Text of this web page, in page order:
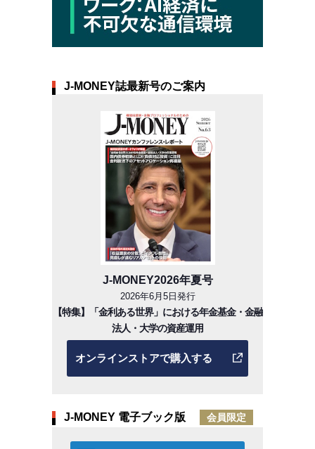
J-MONEY誌最新号のご案内
J-MONEY2026年夏号
2026年6月5日発行
【特集】「金利ある世界」における年金基金・金融
法人・大学の資産運用
オンラインストアで購入する
J-MONEY 電子ブック版 会員限定